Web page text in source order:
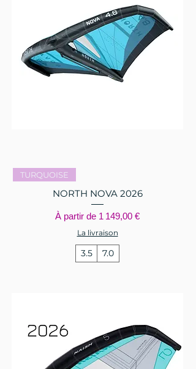
TURQUOISE
NORTH NOVA 2026
À partir de 1 149,00 €
Prix promotionnel
La livraison
3.5 7.0